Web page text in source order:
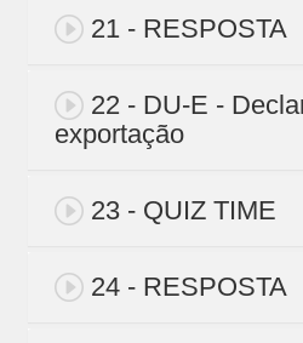
21 - RESPOSTA
22 - DU-E -
exportação
23 - QUIZ TIME
24 - RESPOSTA